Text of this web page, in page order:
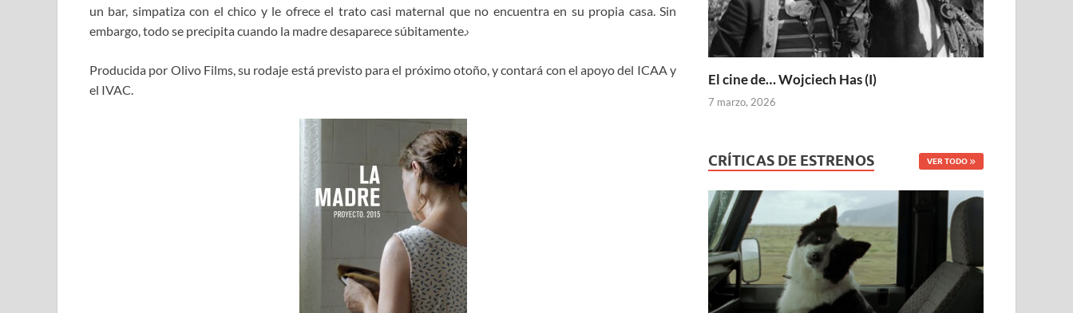
un bar, simpatiza con el chico y le ofrece el trato casi maternal que no encuentra en su propia casa. Sin
embargo, todo se precipita cuando la madre desaparece súbitamente.›
Producida por Olivo Films, su rodaje está previsto para el próximo otoño, y contará con el apoyo del ICAA y
el IVAC.
El cine de… Wojciech Has (I)
7 marzo, 2026
CRÍTICAS DE ESTRENOS VER TODO